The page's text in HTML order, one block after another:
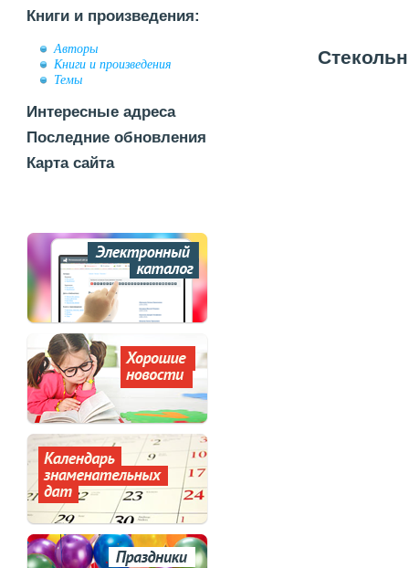
Книги и произведения:
Авторы
Книги и произведения
Темы
Интересные адреса
Последние обновления
Карта сайта